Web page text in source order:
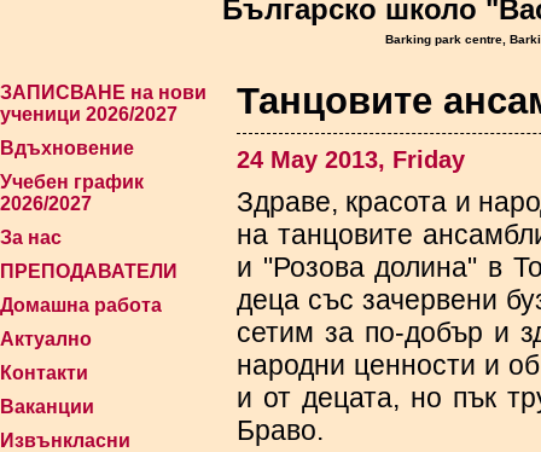
Българско школо
Barking park centre,
ЗАПИСВАНЕ на нови
ученици 2026/2027
Вдъхновение
Учебен график
2026/2027
За нас
ПРЕПОДАВАТЕЛИ
Домашна работа
Актуално
Контакти
Ваканции
Извънкласни
Танцовите
24 May 2013, Friday
Здраве, красота и
на танцовите
и "Розова долина" в
деца със зачервени
сетим за по-добър и
народни ценности и
и от децата, но пък
Браво.